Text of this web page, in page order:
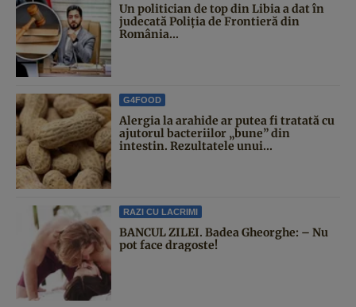
Un politician de top din Libia a dat în
judecată Poliția de Frontieră din
România...
G4FOOD
Alergia la arahide ar putea fi tratată cu
ajutorul bacteriilor „bune” din
intestin. Rezultatele unui...
RAZI CU LACRIMI
BANCUL ZILEI. Badea Gheorghe: – Nu
pot face dragoste!